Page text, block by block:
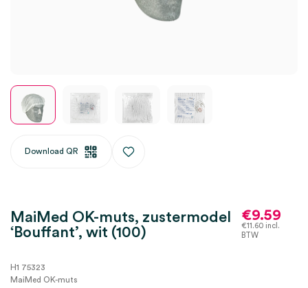
Download QR
MaiMed OK-muts, zustermodel
‘Bouffant’, wit (100)
€9.59
€11.60 incl.
BTW
H1 75323
MaiMed OK-muts